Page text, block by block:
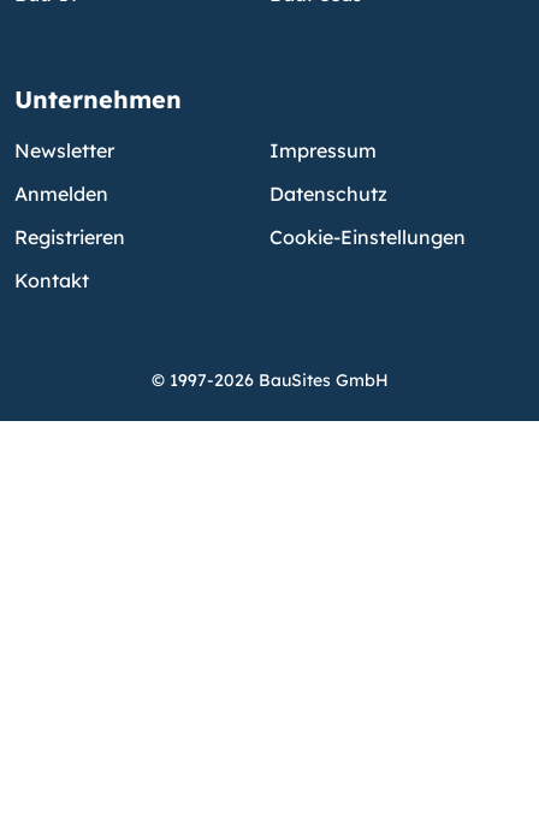
Unternehmen
Newsletter
Anmelden
Registrieren
Kontakt
Impressum
Datenschutz
Cookie-Einstellungen
© 1997-2026 BauSites GmbH